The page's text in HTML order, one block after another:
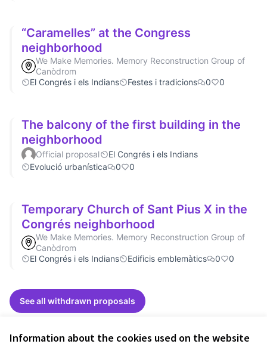
Information about the cookies used on the website
“Caramelles” at the Congress
neighborhood
We Make Memories. Memory Reconstruction Group of
Canòdrom
El Congrés i els Indians
Festes i tradicions 0 0
The balcony of the first building in the
neighborhood
Official proposal
El Congrés i els Indians
Evolució urbanística
0 0
Temporary Church of Sant Pius X in the
Congrés neighborhood
We Make Memories. Memory Reconstruction Group of
Canòdrom
El Congrés i els Indians
Edificis emblemàtics 0 0
See all withdrawn proposals